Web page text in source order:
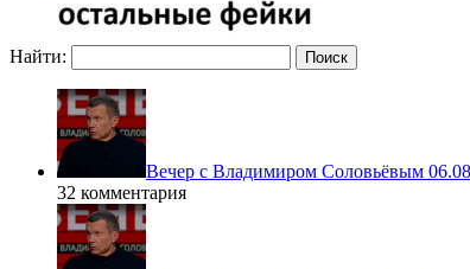
Найти:
Вечер с Владимиром Соловьёвым
32 комментария